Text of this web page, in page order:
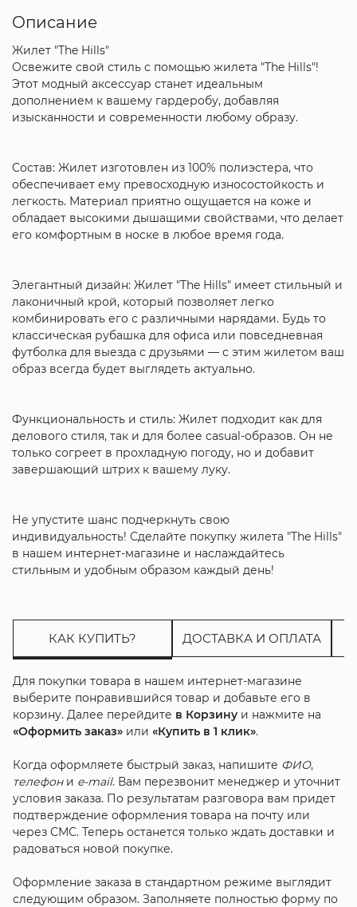
Описание
Жилет "The Hills"
Освежите свой стиль с помощью жилета "The Hills"!
Этот модный аксессуар станет идеальным
дополнением к вашему гардеробу, добавляя
изысканности и современности любому образу.
Состав: Жилет изготовлен из 100% полиэстера, что
обеспечивает ему превосходную износостойкость и
легкость. Материал приятно ощущается на коже и
обладает высокими дышащими свойствами, что делает
его комфортным в носке в любое время года.
Элегантный дизайн: Жилет "The Hills" имеет стильный и
лаконичный крой, который позволяет легко
комбинировать его с различными нарядами. Будь то
классическая рубашка для офиса или повседневная
футболка для выезда с друзьями — с этим жилетом ваш
образ всегда будет выглядеть актуально.
Функциональность и стиль: Жилет подходит как для
делового стиля, так и для более casual-образов. Он не
только согреет в прохладную погоду, но и добавит
завершающий штрих к вашему луку.
Не упустите шанс подчеркнуть свою
индивидуальность! Сделайте покупку жилета "The Hills"
в нашем интернет-магазине и наслаждайтесь
стильным и удобным образом каждый день!
КАК КУПИТЬ? ДОСТАВКА И ОПЛАТА
Для покупки товара в нашем интернет-магазине
выберите понравившийся товар и добавьте его в
корзину. Далее перейдите в Корзинуи нажмите на
«Оформить заказ»или «Купить в 1 клик».
Когда оформляете быстрый заказ, напишите ФИО,
телефони e-mail. Вам перезвонит менеджер и уточнит
условия заказа. По результатам разговора вам придет
подтверждение оформления товара на почту или
через СМС. Теперь останется только ждать доставки и
радоваться новой покупке.
Оформление заказа в стандартном режиме выглядит
следующим образом. Заполняете полностью форму по